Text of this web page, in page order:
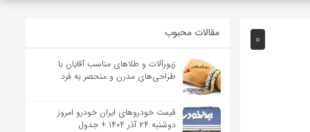
0 مقالات محبوب
زیورآلات و طلاهای مناسب آقایان با
طراحی‌های مدرن و منحصر به فرد
قیمت خودرو‌های ایران خودرو امروز
دوشنبه ۲۴ آذر ۱۴۰۴ + جدول